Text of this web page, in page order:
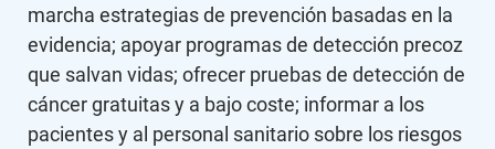
marcha estrategias de prevención basadas en la
evidencia; apoyar programas de detección precoz
que salvan vidas; ofrecer pruebas de detección de
cáncer gratuitas y a bajo coste; informar a los
pacientes y al personal sanitario sobre los riesgos